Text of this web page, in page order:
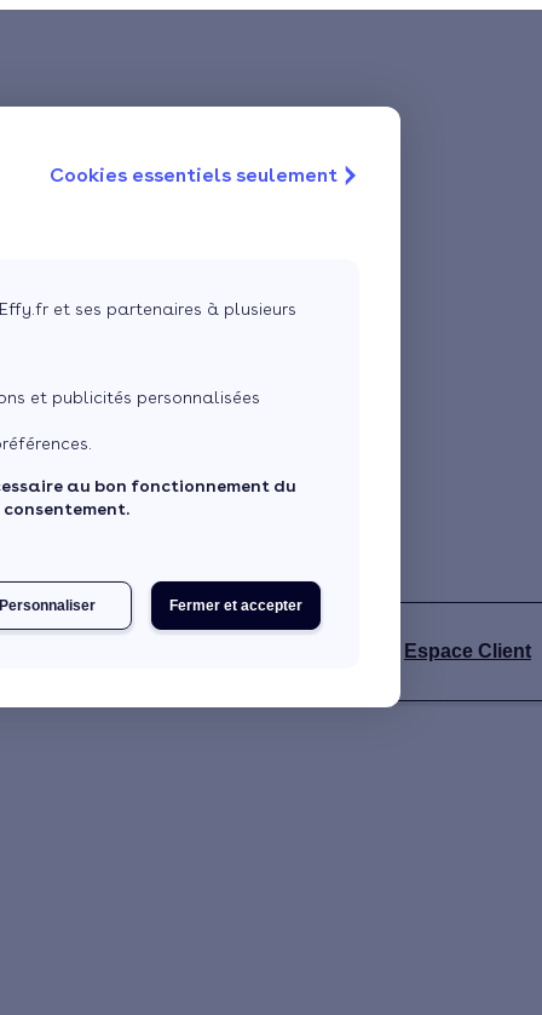
Cookies essentiels seulement
et ses partenaires à plusieurs
et publicités personnalisées
au bon fonctionnement du
Fermer et accepter
Personnaliser
Espace Client